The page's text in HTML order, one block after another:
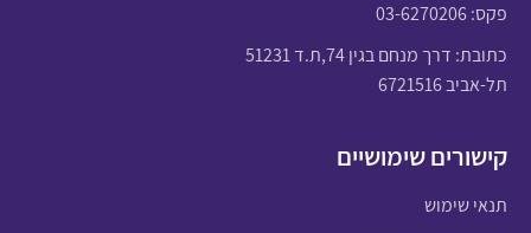
פקס: 03-6270206
כתובת: דרך מנחם בגין 74,ת.ד 51231
תל-אביב 6721516
קישורים שימושיים
תנאי שימוש